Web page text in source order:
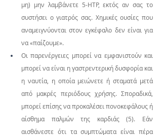
μη) μην λαμβάνετε 5-HTP, εκτός αν σας το
συστήσει ο γιατρός σας. Χημικές ουσίες που
αναμειγνύονται στον εγκέφαλο δεν είναι για
να «παίζουμε».
Οι παρενέργειες μπορεί να εμφανιστούν και
μπορεί να είναι η γαστρεντερική δυσφορία και
η ναυτία, η οποία μειώνετε ή σταματά μετά
από μακρές περιόδους χρήσης. Σποραδικά,
μπορεί επίσης να προκαλέσει πονοκεφάλους ή
αίσθημα παλμών της καρδιάς (5). Εάν
αισθάνεστε ότι τα συμπτώματα είναι πέρα